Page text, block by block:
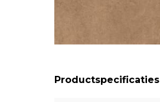
Productspecificaties